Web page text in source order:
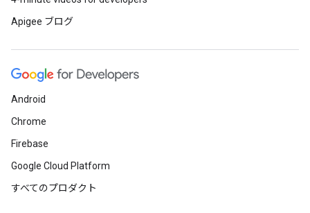
Apigee ブログ
Android
Chrome
Firebase
Google Cloud Platform
すべてのプロダクト